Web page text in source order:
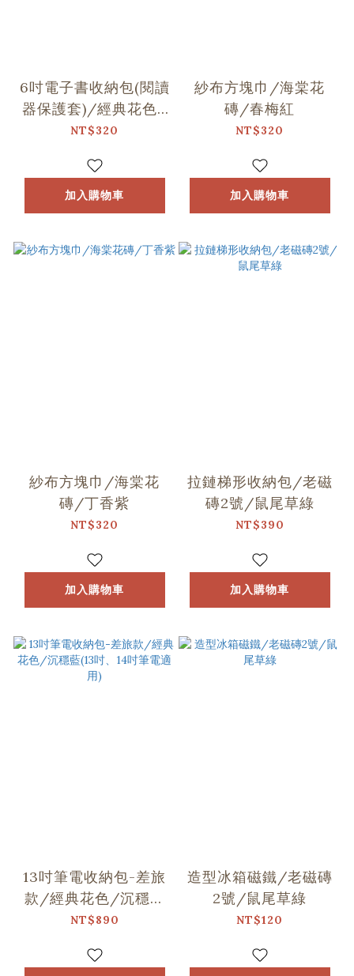
6吋電子書收納包(閱讀
器保護套)/經典花色/
沉穩藍
NT$320
加入購物車
紗布方塊巾/海棠花
磚/春梅紅
NT$320
加入購物車
紗布方塊巾/海棠花
磚/丁香紫
NT$320
加入購物車
拉鏈梯形收納包/老磁
磚2號/鼠尾草綠
NT$390
加入購物車
13吋筆電收納包-差旅
款/經典花色/沉穩藍
(13吋、14吋筆電適用)
NT$890
造型冰箱磁鐵/老磁磚
2號/鼠尾草綠
NT$120